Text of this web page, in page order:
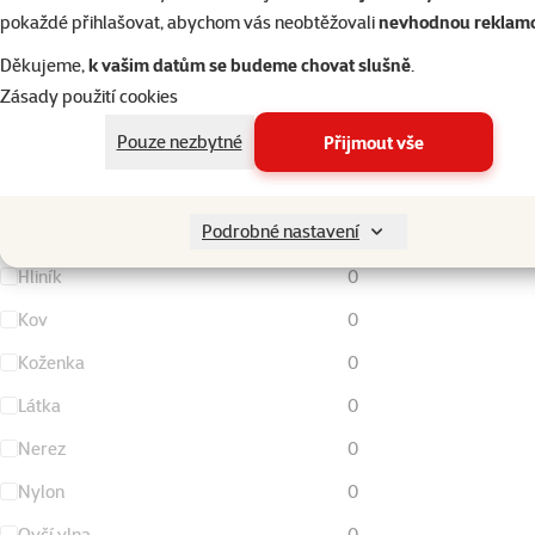
pokaždé přihlašovat, abychom vás neobtěžovalinevhodnou
Děkujeme,k vašim datům se budeme chovat slušně.
Zásady použití cookies
Pouze nezbytné
Přijmout vše
Podrobné nastavení
Obří 0
Materiál
Vyhledat hodnotu parametru materiál
0
Hliník
0
Kov
0
Koženka
0
Látka
0
Nerez
0
Nylon
0